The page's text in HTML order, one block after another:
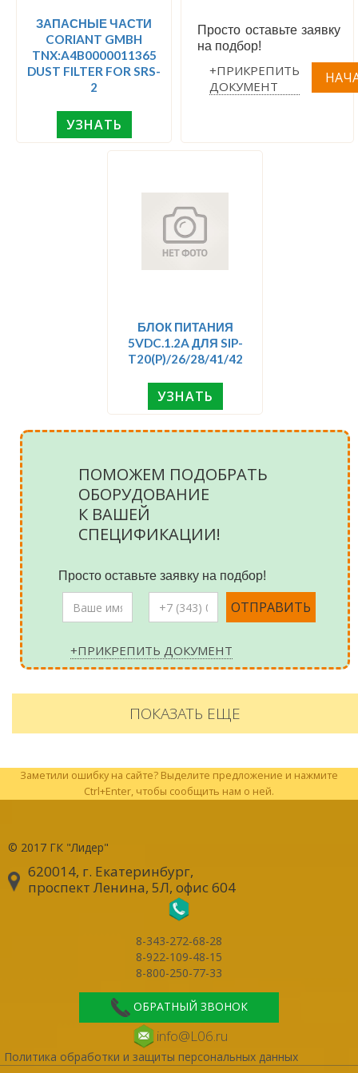
ЗАПАСНЫЕ ЧАСТИ
CORIANT GMBH
TNX:A4B0000011365
DUST FILTER FOR SRS-
2
УЗНАТЬ
Просто оставьте заявку
на подбор!
+ПРИКРЕПИТЬ
ДОКУМЕНТ
БЛОК ПИТАНИЯ
5VDC.1.2A ДЛЯ SIP-
T20(P)/26/28/41/42
УЗНАТЬ
ПОМОЖЕМ ПОДОБРАТЬ
ОБОРУДОВАНИЕ
К ВАШЕЙ
СПЕЦИФИКАЦИИ!
Просто оставьте заявку на подбор!
+ПРИКРЕПИТЬ ДОКУМЕНТ
ПОКАЗАТЬ ЕЩЕ
Заметили ошибку на сайте? Выделите предложение и нажмите
Ctrl+Enter, чтобы сообщить нам о ней.
© 2017 ГК "Лидер"
620014, г. Екатеринбург,
проспект Ленина, 5Л, офис 604
8-343-272-68-28
8-922-109-48-15
8-800-250-77-33
ОБРАТНЫЙ ЗВОНОК
info@L06.ru
Политика обработки и защиты персональных данных